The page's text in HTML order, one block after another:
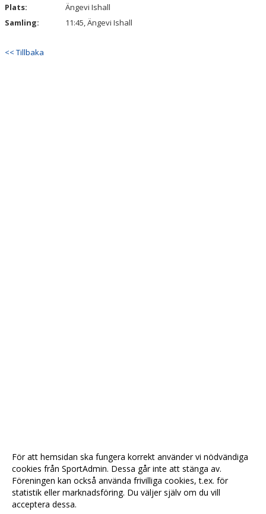
MATCHER
SVENSK HOCKEY TV
Plats:
Ängevi Ishall
Samling:
11:45, Ängevi Ishall
<< Tillbaka
För att hemsidan ska fungera korrekt använder vi nödvändiga
cookies från SportAdmin. Dessa går inte att stänga av.
Föreningen kan också använda frivilliga cookies, t.ex. för
statistik eller marknadsföring. Du väljer själv om du vill
acceptera dessa.